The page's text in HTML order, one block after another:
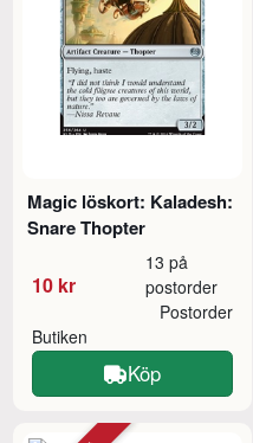
Magic löskort: Kaladesh:
Snare Thopter
10 kr
13 på
postorder
Butiken
Postorder
Köp